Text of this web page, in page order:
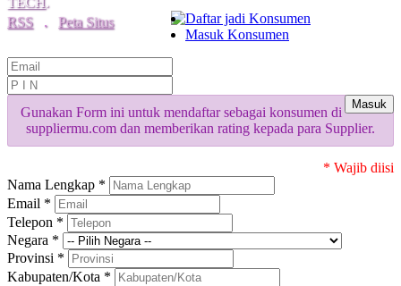
RSS
. Peta Situs
Daftar jadi Konsumen
Masuk Konsumen
Masuk
Gunakan Form ini untuk mendaftar sebagai konsumen di
suppliermu.com dan memberikan rating kepada para Supplier.
* Wajib diisi
Nama Lengkap *
Email *
Telepon *
Negara *
Provinsi *
Kabupaten/Kota *